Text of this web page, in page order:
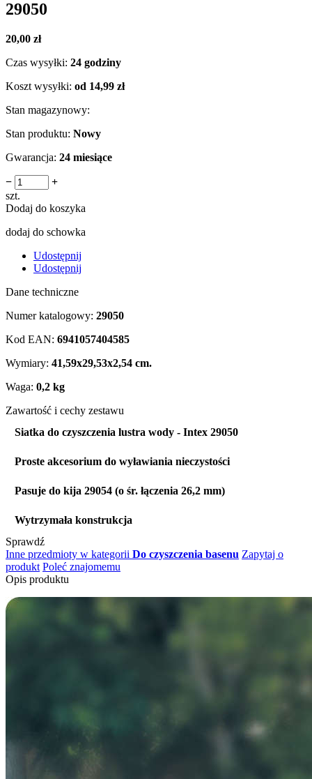
29050
20,00 zł
Czas wysyłki: 24 godziny
Koszt wysyłki: od 14,99 zł
Stan magazynowy:
Stan produktu: Nowy
Gwarancja: 24 miesiące
−
+
szt.
Dodaj do koszyka
dodaj do schowka
Udostępnij
Udostępnij
Dane techniczne
Numer katalogowy: 29050
Kod EAN: 6941057404585
Wymiary: 41,59x29,53x2,54 cm.
Waga: 0,2 kg
Zawartość i cechy zestawu
Siatka do czyszczenia lustra wody - Intex 29050
Proste akcesorium do wyławiania nieczystości
Pasuje do kija 29054 (o śr. łączenia 26,2 mm)
Wytrzymała konstrukcja
Sprawdź
Inne przedmioty w kategorii Do czyszczenia basenu Zapytaj o
produkt Poleć znajomemu
Opis produktu